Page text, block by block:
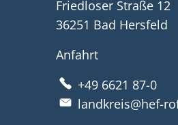
Friedloser Straße 12
36251 Bad Hersfeld
Anfahrt
+49 6621 87-0
landkreis@hef-